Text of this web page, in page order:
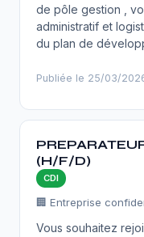
de pôle gestion ,
administratif et
du plan de
Publiée le 25/03/
(H/F/D)
CDI
🏢 Entreprise
Vous souhaitez